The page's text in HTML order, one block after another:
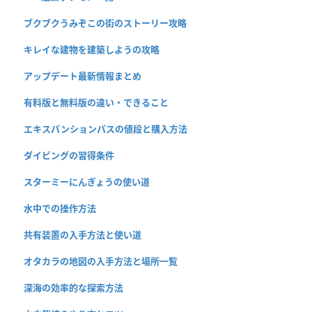
ブクブクうみぞこの街のストーリー攻略
キレイな建物を建築しようの攻略
アップデート最新情報まとめ
有料版と無料版の違い・できること
エキスパンションパスの値段と購入方法
ダイビングの習得条件
スターミーにんぎょうの使い道
水中での操作方法
共有装置の入手方法と使い道
オタカラの地図の入手方法と場所一覧
深海の効率的な探索方法